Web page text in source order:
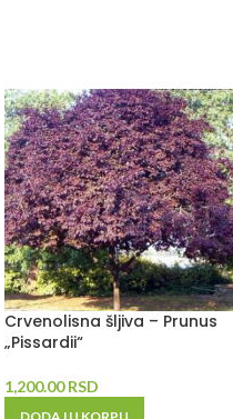
Crvenolisna šljiva – Prunus
„Pissardii“
1,200.00RSD